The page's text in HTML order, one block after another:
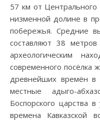
57 км от
низменной долине в
побережья. Средние
составляют 38
археологическим
современного посёлка
древнейших времён
местные адыго-
Боспорского царства
времена